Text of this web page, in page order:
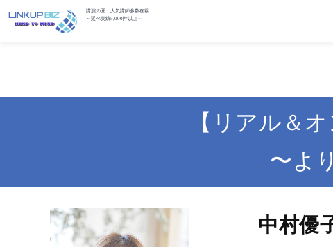
講演の匠 人気講師多数在籍
～延べ実績5,000件以上～
【リアル＆
〜よ
中村優